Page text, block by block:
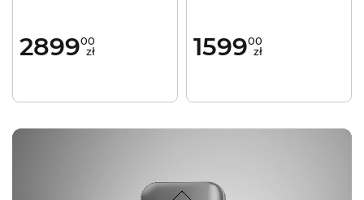
289900
zł
159900
zł